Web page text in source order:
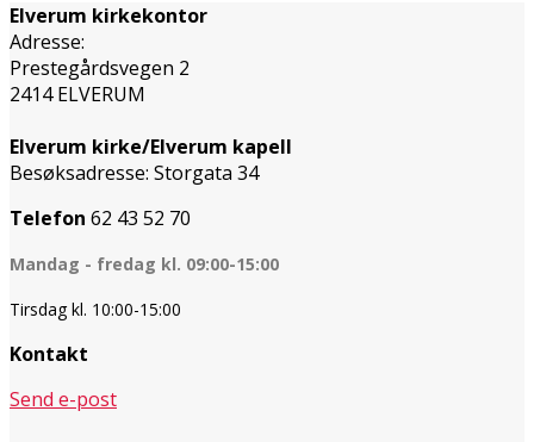
Elverum kirkekontor
Adresse:
Prestegårdsvegen 2
2414 ELVERUM
Elverum kirke/Elverum kapell
Besøksadresse: Storgata 34
Telefon 62 43 52 70
Mandag - fredag kl. 09:00-15:00
Tirsdag kl. 10:00-15:00
Kontakt
Send e-post